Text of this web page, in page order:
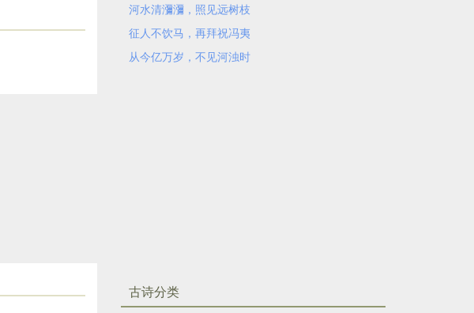
河水清瀰瀰，照见远树枝
征人不饮马，再拜祝冯夷
从今亿万岁，不见河浊时
古诗分类